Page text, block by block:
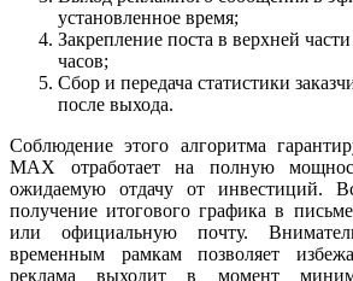
установленное время;
Закрепление поста в верхней
часов;
Сбор и передача статистики
после выхода.
Соблюдение этого алгоритма
MAX отработает на полную
ожидаемую отдачу от инвестиций.
получение итогового графика в
или официальную почту.
временным рамкам позволяет
реклама выходит в момент